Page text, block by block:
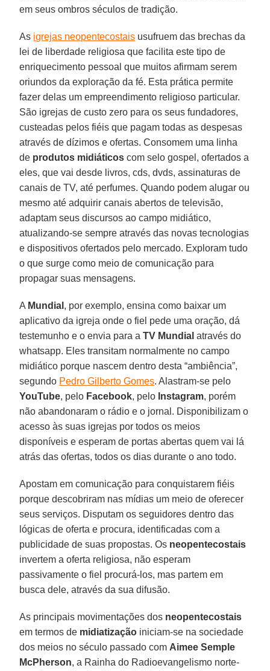
em seus ombros séculos de tradição.
As igrejas neopentecostais usufruem das brechas da
lei de liberdade religiosa que facilita este tipo de
enriquecimento pessoal que muitos afirmam serem
oriundos da exploração da fé. Esta prática permite
fazer delas um empreendimento religioso particular.
São igrejas de custo zero para os seus fundadores,
custeadas pelos fiéis que pagam todas as despesas
através de dízimos e ofertas. Consomem uma linha
de produtos midiáticos com selo gospel, ofertados a
eles, que vai desde livros, cds, dvds, assinaturas de
canais de TV, até perfumes. Quando podem alugar ou
mesmo até adquirir canais abertos de televisão,
adaptam seus discursos ao campo midiático,
atualizando-se sempre através das novas tecnologias
e dispositivos ofertados pelo mercado. Exploram tudo
o que surge como meio de comunicação para
propagar suas mensagens.
A Mundial , por exemplo, ensina como baixar um
aplicativo da igreja onde o fiel pede uma oração, dá
testemunho e o envia para aTV Mundial através do
whatsapp. Eles transitam normalmente no campo
midiático porque nascem dentro desta “ambiência”,
segundo Pedro Gilberto Gomes. Alastram-se pelo
YouTube, pelo Facebook, pelo Instagram, porém
não abandonaram o rádio e o jornal. Disponibilizam o
acesso às suas igrejas por todos os meios
disponíveis e esperam de portas abertas quem vai lá
atrás das ofertas, todos os dias durante o ano todo.
Apostam em comunicação para conquistarem fiéis
porque descobriram nas mídias um meio de oferecer
seus serviços. Disputam os seguidores dentro das
lógicas de oferta e procura, identificadas com a
publicidade de suas propostas. Os neopentecostais
invertem a oferta religiosa, não esperam
passivamente o fiel procurá-los, mas partem em
busca dele, através da sua difusão.
As principais movimentações dos neopentecostais
em termos de midiatização iniciam-se na sociedade
dos meios no século passado com Aimee Semple
McPherson, a Rainha do Radioevangelismo norte-